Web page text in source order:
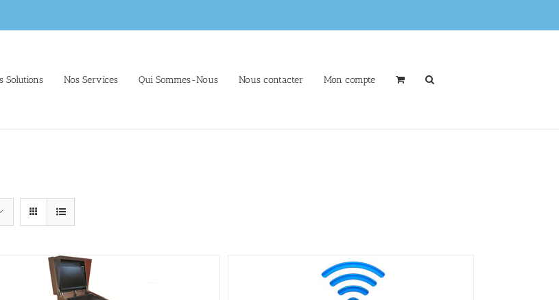
Solutions Nos Services Qui Sommes-Nous Nous contacter Mon compte